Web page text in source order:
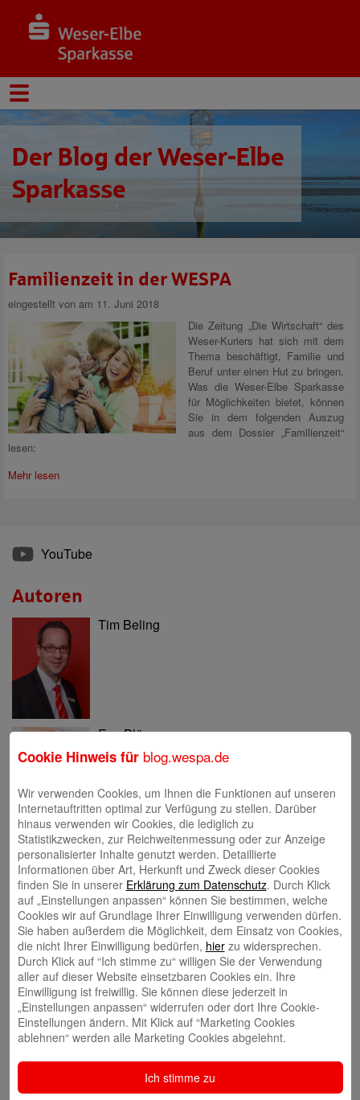
Der Blog der Weser-Elbe
Sparkasse
Familienzeit in der WESPA
eingestellt von am 11. Juni 2018
Die Zeitung „Die Wirtschaft“ des
Weser-Kuriers hat sich mit dem
Thema beschäftigt, Familie und
Beruf unter einen Hut zu bringen.
Was die Weser-Elbe Sparkasse
für Möglichkeiten bietet, können
Sie in dem folgenden Auszug
aus dem Dossier „Familienzeit“
lesen:
Mehr lesen
YouTube
Autoren
Tim Beling
Eva Bläsen
Tina Blatz-Ruhnau
Annette Butzke
Ninia Käckenmester
Cookie Hinweis für blog.wespa.de
Wir verwenden Cookies, um Ihnen die Funktionen auf unseren
Internetauftritten optimal zur Verfügung zu stellen. Darüber
hinaus verwenden wir Cookies, die lediglich zu
Statistikzwecken, zur Reichweitenmessung oder zur Anzeige
personalisierter Inhalte genutzt werden. Detaillierte
Informationen über Art, Herkunft und Zweck dieser Cookies
finden Sie in unserer Erklärung zum Datenschutz. Durch Klick
auf „Einstellungen anpassen“ können Sie bestimmen, welche
Cookies wir auf Grundlage Ihrer Einwilligung verwenden dürfen.
Sie haben außerdem die Möglichkeit, dem Einsatz von Cookies,
die nicht Ihrer Einwilligung bedürfen, hierzu widersprechen.
Durch Klick auf “Ich stimme zu“ willigen Sie der Verwendung
aller auf dieser Website einsetzbaren Cookies ein. Ihre
Einwilligung ist freiwillig. Sie können diese jederzeit in
„Einstellungen anpassen“ widerrufen oder dort Ihre Cookie-
Einstellungen ändern. Mit Klick auf “Marketing Cookies
ablehnen“ werden alle Marketing Cookies abgelehnt.
Ich stimme zu